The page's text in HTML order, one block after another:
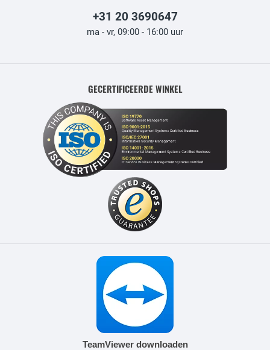
+31 20 3690647
ma - vr, 09:00 - 16:00 uur
GECERTIFICEERDE WINKEL
TeamViewer downloaden